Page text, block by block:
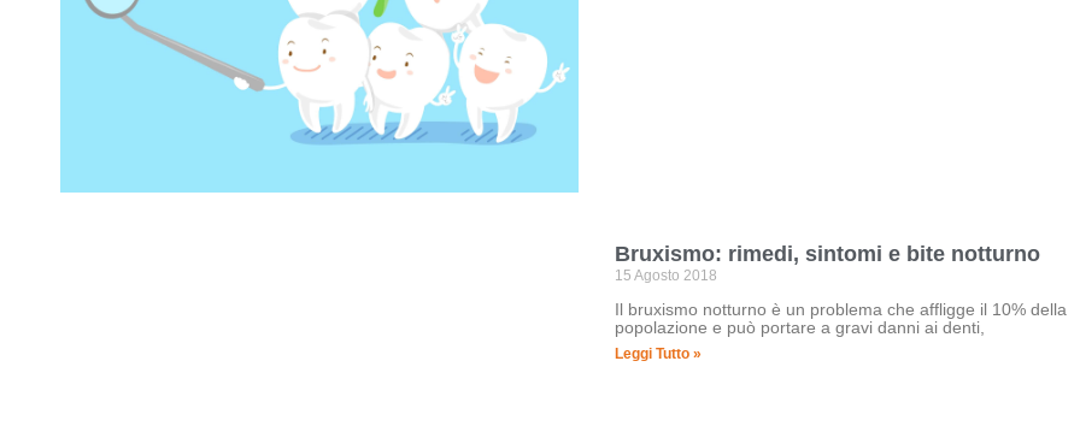
Bruxismo: rimedi, sintomi e bite notturno
15 Agosto 2018
Il bruxismo notturno è un problema che affligge il 10% della
popolazione e può portare a gravi danni ai denti,
Leggi Tutto »